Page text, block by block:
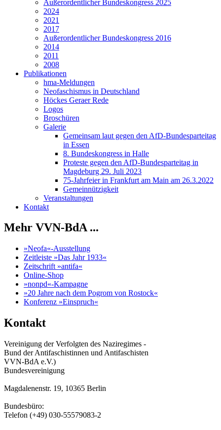
Außerordentlicher Bundeskongress 2025
2024
2021
2017
Außerordentlicher Bundeskongress 2016
2014
2011
2008
Publikationen
hma-Meldungen
Neofaschismus in Deutschland
Höckes Geraer Rede
Logos
Broschüren
Galerie
Gemeinsam laut gegen den AfD-Bundesparteitag
in Essen
8. Bundeskongress in Halle
Proteste gegen den AfD-Bundesparteitag in
Magdeburg 29. Juli 2023
75-Jahrfeier in Frankfurt am Main am 26.3.2022
Gemeinnützigkeit
Veranstaltungen
Kontakt
Mehr VVN-BdA ...
»Neofa«-Ausstellung
Zeitleiste »Das Jahr 1933«
Zeitschrift »antifa«
Online-Shop
»nonpd«-Kampagne
»20 Jahre nach dem Pogrom von Rostock«
Konferenz »Einspruch«
Kontakt
Vereinigung der Verfolgten des Naziregimes -
Bund der Antifaschistinnen und Antifaschisten
VVN-BdA e.V.)
Bundesvereinigung
Magdalenenstr. 19, 10365 Berlin
Bundesbüro:
Telefon (+49) 030-55579083-2